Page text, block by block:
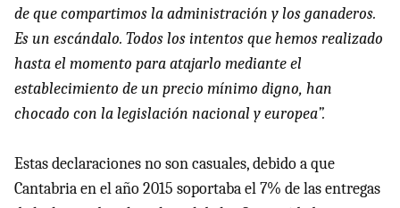
de que compartimos la administración y los ganaderos.
Es un escándalo. Todos los intentos que hemos realizado
hasta el momento para atajarlo mediante el
establecimiento de un precio mínimo digno, han
chocado con la legislación nacional y europea”.
Estas declaraciones no son casuales, debido a que
Cantabria en el año 2015 soportaba el 7% de las entregas